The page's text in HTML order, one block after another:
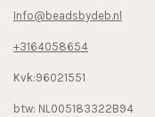
Info@beadsbydeb.nl
+3164058654
Kvk:96021551
btw: NL005183322B94